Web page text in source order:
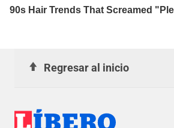
Regresar al inicio